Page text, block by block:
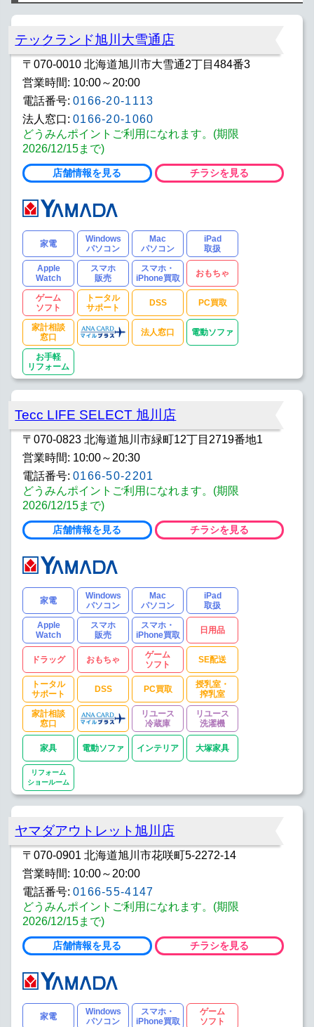
テックランド旭川大雪通店
〒070-0010 北海道旭川市大雪通2丁目484番3
営業時間: 10:00～20:00
電話番号: 0166-20-1113
法人窓口: 0166-20-1060
どうみんポイントご利用になれます。(期限
2026/12/15まで)
店舗情報を見る チラシを見る
家電
Windows
パソコン
Mac
パソコン
iPad
取扱
Apple
Watch
スマホ
販売
スマホ・
iPhone買取
おもちゃ
ゲーム
ソフト
トータル
サポート
DSS PC買取
家計相談
窓口
法人窓口 電動ソファ
お手軽
リフォーム
Tecc LIFE SELECT 旭川店
〒070-0823 北海道旭川市緑町12丁目2719番地1
営業時間: 10:00～20:30
電話番号: 0166-50-2201
どうみんポイントご利用になれます。(期限
2026/12/15まで)
店舗情報を見る チラシを見る
家電
Windows
パソコン
Mac
パソコン
iPad
取扱
Apple
Watch
スマホ
販売
スマホ・
iPhone買取
日用品
ドラッグ おもちゃ
ゲーム
ソフト
SE配送
トータル
サポート
DSS PC買取
授乳室・
搾乳室
家計相談
窓口
リユース
冷蔵庫
リユース
洗濯機
家具 電動ソファ インテリア 大塚家具
リフォーム
ショールーム
ヤマダアウトレット旭川店
〒070-0901 北海道旭川市花咲町5-2272-14
営業時間: 10:00～20:00
電話番号: 0166-55-4147
どうみんポイントご利用になれます。(期限
2026/12/15まで)
店舗情報を見る チラシを見る
家電
Windows
パソコン
スマホ・
iPhone買取
ゲーム
ソフト